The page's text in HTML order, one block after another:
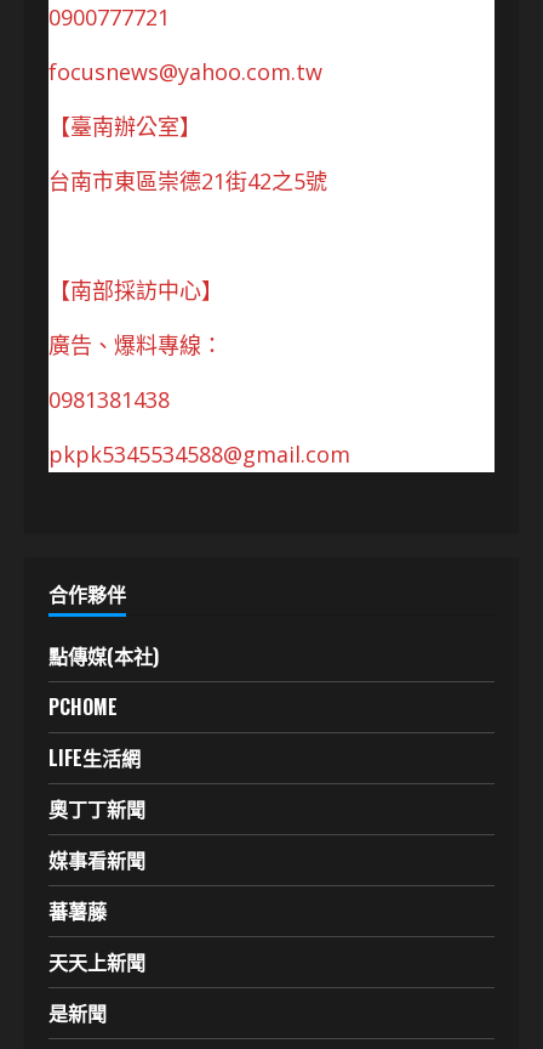
0900777721
focusnews@yahoo.com.tw
【臺南辦公室】
台南市東區崇德21街42之5號
【南部採訪中心】
廣告、爆料專線：
0981381438
pkpk5345534588@gmail.com
合作夥伴
點傳媒(本社)
PCHOME
LIFE生活網
奧丁丁新聞
媒事看新聞
蕃薯藤
天天上新聞
是新聞